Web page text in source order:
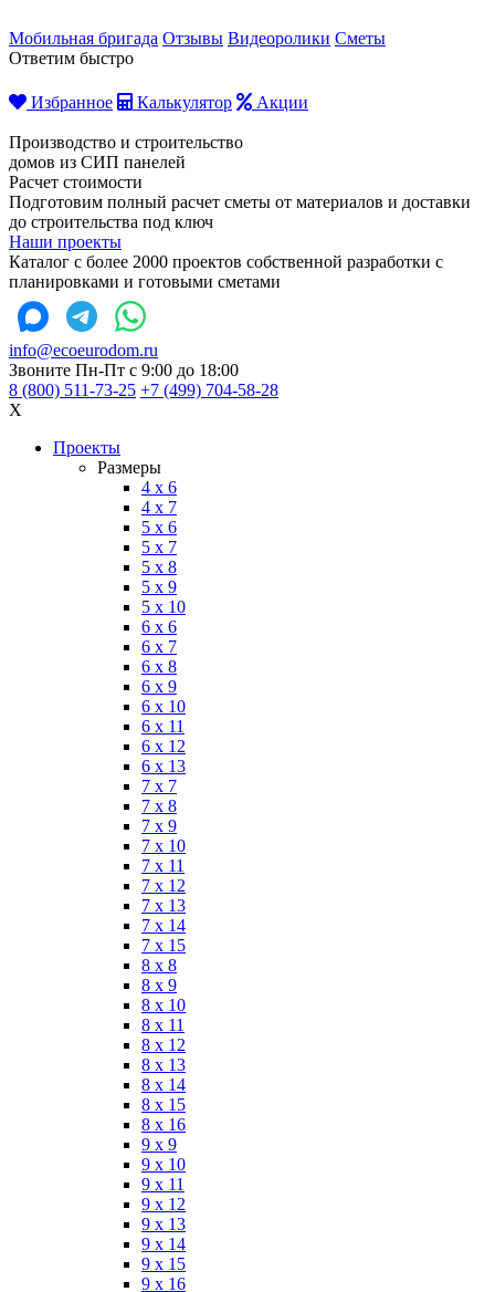
Мобильная бригада Отзывы Видеоролики Сметы
Ответим быстро
Избранное Калькулятор Акции
Производство и строительство
домов из СИП панелей
Расчет стоимости
Подготовим полный расчет сметы от материалов и доставки
до строительства под ключ
Наши проекты
Каталог с более 2000 проектов собственной разработки с
планировками и готовыми сметами
info@ecoeurodom.ru
Звоните Пн-Пт с 9:00 до 18:00
8 (800) 511-73-25 +7 (499) 704-58-28
X
Проекты
Размеры
4 x 6
4 x 7
5 x 6
5 x 7
5 x 8
5 x 9
5 x 10
6 x 6
6 x 7
6 x 8
6 x 9
6 x 10
6 x 11
6 x 12
6 x 13
7 x 7
7 x 8
7 x 9
7 x 10
7 x 11
7 x 12
7 x 13
7 x 14
7 x 15
8 x 8
8 x 9
8 x 10
8 x 11
8 x 12
8 x 13
8 x 14
8 x 15
8 x 16
9 x 9
9 x 10
9 x 11
9 x 12
9 x 13
9 x 14
9 x 15
9 x 16